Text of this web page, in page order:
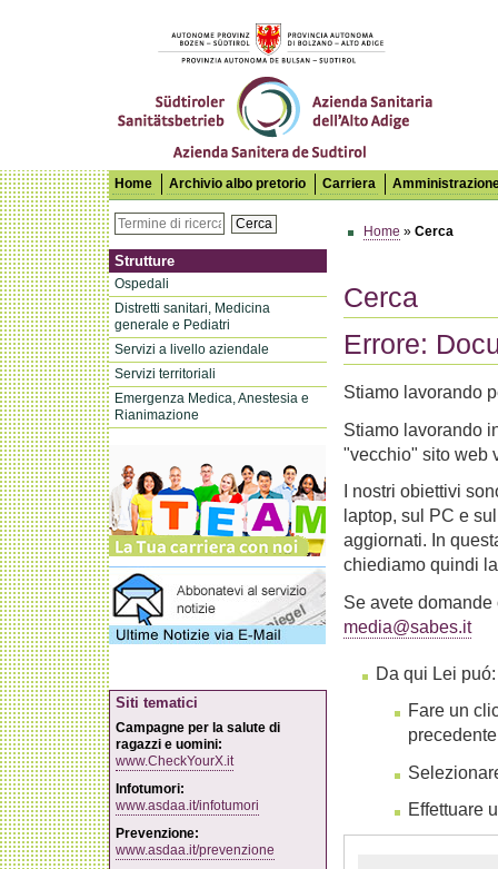
Azienda Sanitaria dell'Alto Adige
Home Archivio albo pretorio Carriera
Cerca
Strutture
Ospedali
Distretti sanitari, Medicina
generale e Pediatri
Servizi a livello aziendale
Servizi territoriali
Emergenza Medica, Anestesia e
Rianimazione
Siti tematici
Campagne per la salute di
ragazzi e uomini:
www.CheckYourX.it
Infotumori:
www.asdaa.it/infotumori
Prevenzione:
www.asdaa.it/prevenzione
Home » Cerca
Cerca
Errore:
Stiamo lavorando
Stiamo lavorando
"vecchio" sito web
I nostri obiettivi
laptop, sul PC e
aggiornati. In
chiediamo quindi
Se avete
media@sabes.it
Da qui Lei puó:
Fare un
precedente
Effettuare